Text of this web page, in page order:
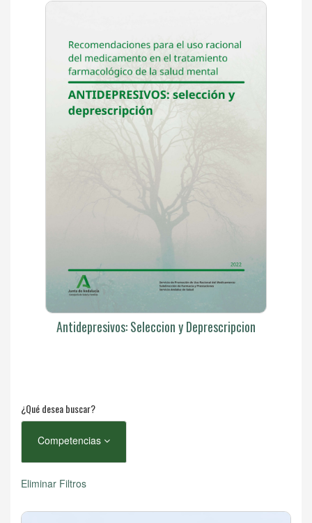
Antidepresivos: Seleccion y Deprescripcion
¿Qué desea buscar?
Competencias
Eliminar Filtros